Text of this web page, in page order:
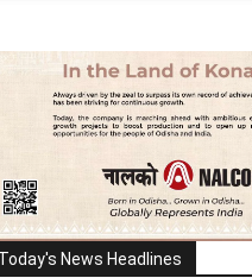
Today's News Headlines